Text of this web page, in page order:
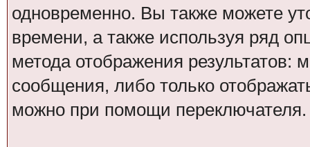
одновременно. Вы также можете
времени, а также используя ряд
метода отображения результатов:
сообщения, либо только
можно при помощи